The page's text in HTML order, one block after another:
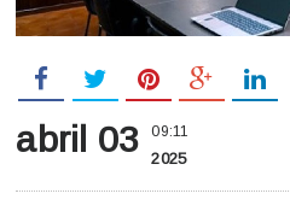
abril 03 09:11
2025